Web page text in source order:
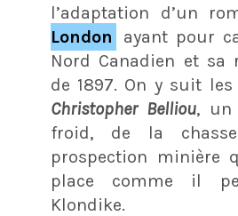
l’adaptation d’un
London
ayant pour
Nord Canadien et sa
de 1897. On y suit
Christopher Belliou, un
froid, de la
prospection minière
place comme il
Klondike.